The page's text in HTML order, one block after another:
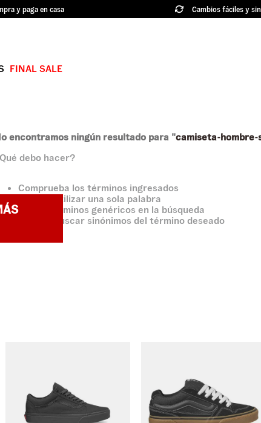
y paga en casa Cambios fáciles y
FINAL SALE
encontramos ningún resultado para "camiseta-
debo hacer?
Comprueba los términos ingresados
Intenta utilizar una sola palabra
Utiliza términos genéricos en la búsqueda
Intenta buscar sinónimos del término deseado
2.
knu skool
5.
old skool
6.
knu